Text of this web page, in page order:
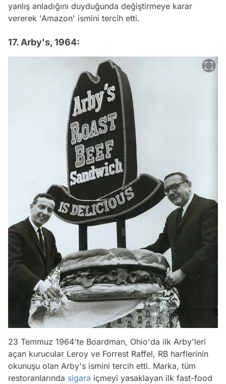
yanlış anladığını duyduğunda değiştirmeye karar
vererek 'Amazon' ismini tercih etti.
17. Arby's, 1964:
23 Temmuz 1964'te Boardman, Ohio'da ilk Arby'leri
açan kurucular Leroy ve Forrest Raffel, RB harflerinin
okunuşu olan Arby's ismini tercih etti. Marka, tüm
restoranlarında sigara içmeyi yasaklayan ilk fast-food